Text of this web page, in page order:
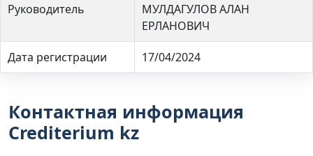
Руководитель
МУЛДАГУЛОВ АЛАН
ЕРЛАНОВИЧ
Дата регистрации 17/04/2024
Контактная информация
Crediterium kz